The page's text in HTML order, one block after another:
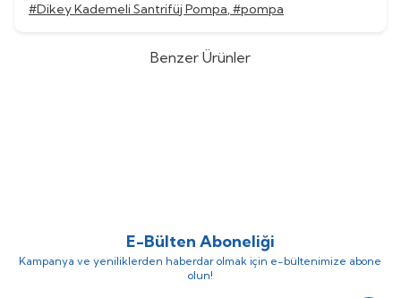
#Dikey Kademeli Santrifüj Pompa,#pompa
Benzer Ürünler
E-Bülten Aboneliği
Kampanya ve yeniliklerden haberdar olmak için e-bültenimize abone
olun!